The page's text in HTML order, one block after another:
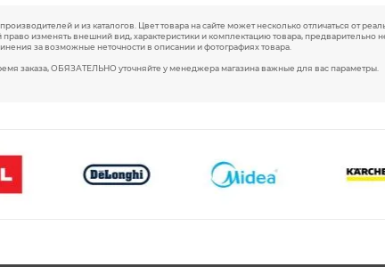
и из каталогов. Цвет товара на сайте может несколько отличаться от
изменять внешний вид, характеристики и комплектацию товара, предварительно
за возможные неточности в описании и фотографиях товара.
заказа, ОБЯЗАТЕЛЬНО уточняйте у менеджера магазина важные для вас параметры.